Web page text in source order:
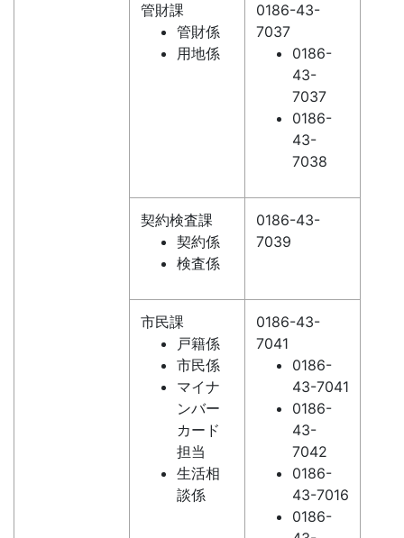
管財課
管財係
用地係
0186-43-
7037
0186-
43-
7037
0186-
43-
7038
契約検査課
契約係
検査係
0186-43-
7039
市民課
戸籍係
市民係
マイナ
ンバー
カード
担当
生活相
談係
0186-43-
7041
0186-
43-7041
0186-
43-
7042
0186-
43-7016
0186-